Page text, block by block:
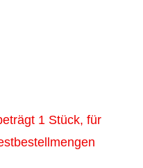
1 Stück, für